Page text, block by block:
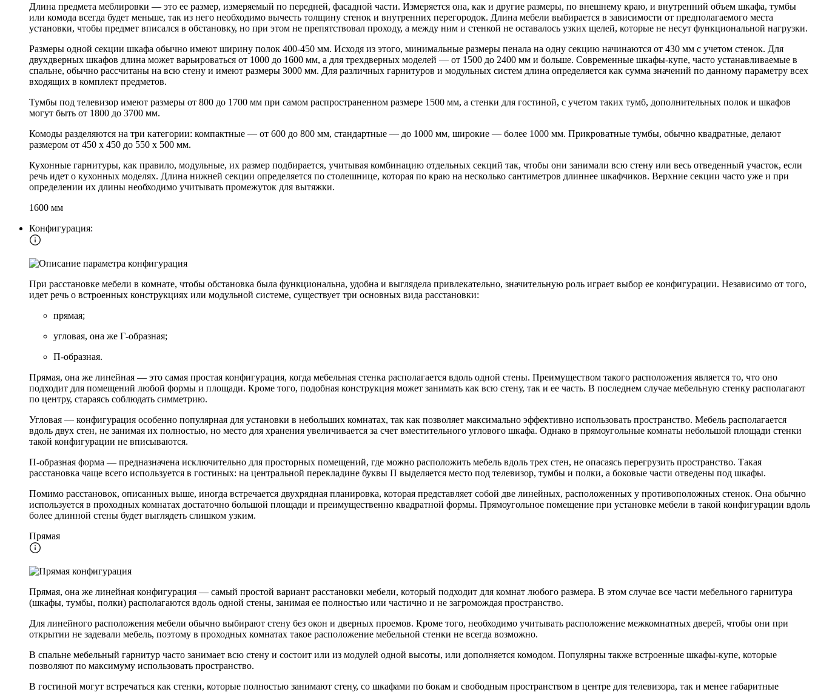
Длина предмета меблировки — это ее размер, измеряемый по передней, фасадной части. Измеряется она, как и другие размеры, по внешнему краю, и внутренний объем шкафа, тумбы
или комода всегда будет меньше, так из него необходимо вычесть толщину стенок и внутренних перегородок. Длина мебели выбирается в зависимости от предполагаемого места
установки, чтобы предмет вписался в обстановку, но при этом не препятствовал проходу, а между ним и стенкой не оставалось узких щелей, которые не несут функциональной нагрузки.
Размеры одной секции шкафа обычно имеют ширину полок 400-450 мм. Исходя из этого, минимальные размеры пенала на одну секцию начинаются от 430 мм с учетом стенок. Для
двухдверных шкафов длина может варьироваться от 1000 до 1600 мм, а для трехдверных моделей — от 1500 до 2400 мм и больше. Современные шкафы-купе, часто устанавливаемые в
спальне, обычно рассчитаны на всю стену и имеют размеры 3000 мм. Для различных гарнитуров и модульных систем длина определяется как сумма значений по данному параметру всех
входящих в комплект предметов.
Тумбы под телевизор имеют размеры от 800 до 1700 мм при самом распространенном размере 1500 мм, а стенки для гостиной, с учетом таких тумб, дополнительных полок и шкафов
могут быть от 1800 до 3700 мм.
Комоды разделяются на три категории: компактные — от 600 до 800 мм, стандартные — до 1000 мм, широкие — более 1000 мм. Прикроватные тумбы, обычно квадратные, делают
размером от 450 х 450 до 550 х 500 мм.
Кухонные гарнитуры, как правило, модульные, их размер подбирается, учитывая комбинацию отдельных секций так, чтобы они занимали всю стену или весь отведенный участок, если
речь идет о кухонных моделях. Длина нижней секции определяется по столешнице, которая по краю на несколько сантиметров длиннее шкафчиков. Верхние секции часто уже и при
определении их длины необходимо учитывать промежуток для вытяжки.
1600 мм
Конфигурация:
При расстановке мебели в комнате, чтобы обстановка была функциональна, удобна и выглядела привлекательно, значительную роль играет выбор ее конфигурации. Независимо от того,
идет речь о встроенных конструкциях или модульной системе, существует три основных вида расстановки:
прямая;
угловая, она же Г-образная;
П-образная.
Прямая, она же линейная — это самая простая конфигурация, когда мебельная стенка располагается вдоль одной стены. Преимуществом такого расположения является то, что оно
подходит для помещений любой формы и площади. Кроме того, подобная конструкция может занимать как всю стену, так и ее часть. В последнем случае мебельную стенку располагают
по центру, стараясь соблюдать симметрию.
Угловая — конфигурация особенно популярная для установки в небольших комнатах, так как позволяет максимально эффективно использовать пространство. Мебель располагается
вдоль двух стен, не занимая их полностью, но место для хранения увеличивается за счет вместительного углового шкафа. Однако в прямоугольные комнаты небольшой площади стенки
такой конфигурации не вписываются.
П-образная форма — предназначена исключительно для просторных помещений, где можно расположить мебель вдоль трех стен, не опасаясь перегрузить пространство. Такая
расстановка чаще всего используется в гостиных: на центральной перекладине буквы П выделяется место под телевизор, тумбы и полки, а боковые части отведены под шкафы.
Помимо расстановок, описанных выше, иногда встречается двухрядная планировка, которая представляет собой две линейных, расположенных у противоположных стенок. Она обычно
используется в проходных комнатах достаточно большой площади и преимущественно квадратной формы. Прямоугольное помещение при установке мебели в такой конфигурации вдоль
более длинной стены будет выглядеть слишком узким.
Прямая
Прямая, она же линейная конфигурация — самый простой вариант расстановки мебели, который подходит для комнат любого размера. В этом случае все части мебельного гарнитура
(шкафы, тумбы, полки) располагаются вдоль одной стены, занимая ее полностью или частично и не загромождая пространство.
Для линейного расположения мебели обычно выбирают стену без окон и дверных проемов. Кроме того, необходимо учитывать расположение межкомнатных дверей, чтобы они при
открытии не задевали мебель, поэтому в проходных комнатах такое расположение мебельной стенки не всегда возможно.
В спальне мебельный гарнитур часто занимает всю стену и состоит или из модулей одной высоты, или дополняется комодом. Популярны также встроенные шкафы-купе, которые
позволяют по максимуму использовать пространство.
В гостиной могут встречаться как стенки, которые полностью занимают стену, со шкафами по бокам и свободным пространством в центре для телевизора, так и менее габаритные